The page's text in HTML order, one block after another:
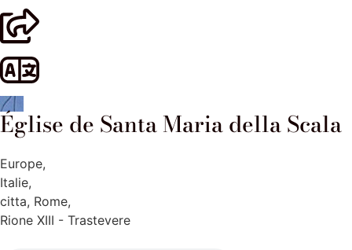
Église de Santa Maria della Scala
Europe,
Italie,
citta, Rome,
Rione XIII - Trastevere